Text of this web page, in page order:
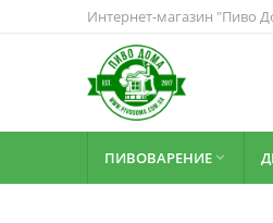
Интернет-магазин "Пиво
ПИВОВАРЕНИЕ 